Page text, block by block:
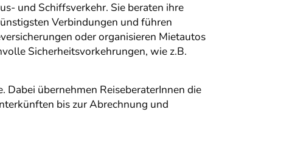
und Schiffsverkehr. Sie beraten ihre
Verbindungen und führen
oder organisieren Mietautos
Sicherheitsvorkehrungen, wie z.B.
übernehmen ReiseberaterInnen die
bis zur Abrechnung und